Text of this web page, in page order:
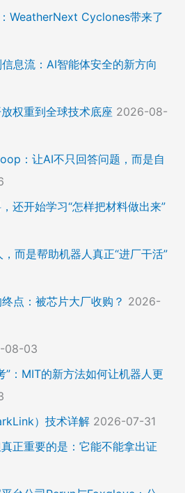
WeatherNext Cyclones带来了
息流：AI智能体安全的新方向
权重到全球技术底座 2026-08-
：让AI不只回答问题，而是自
还开始学习“怎样把材料做出来”
而是帮助机器人真正“进厂干活”
点：被芯片大厂收购？ 2026-
08-03
”：MIT的新方法如何让机器人更
）技术详解 2026-07-31
正重要的是：它能不能拿出证